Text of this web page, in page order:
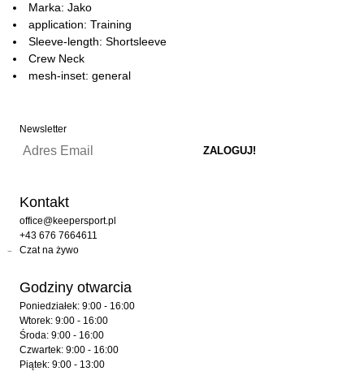
Marka: Jako
application: Training
Sleeve-length: Shortsleeve
Crew Neck
mesh-inset: general
Newsletter
Kontakt
office@keepersport.pl
+43 676 7664611
Czat na żywo
Godziny otwarcia
Poniedziałek: 9:00 - 16:00
Wtorek: 9:00 - 16:00
Środa: 9:00 - 16:00
Czwartek: 9:00 - 16:00
Piątek: 9:00 - 13:00